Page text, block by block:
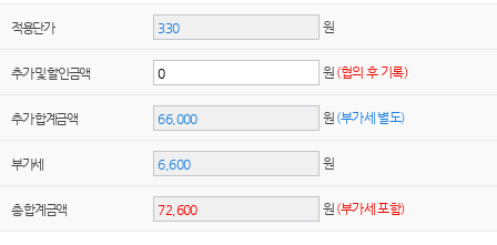
적용단가 원
추가 및 할인금액 원 (협의 후 기록)
추가 합계금액 원 (부가세 별도)
부가세 원
총 합계금액 원 (부가세 포함)